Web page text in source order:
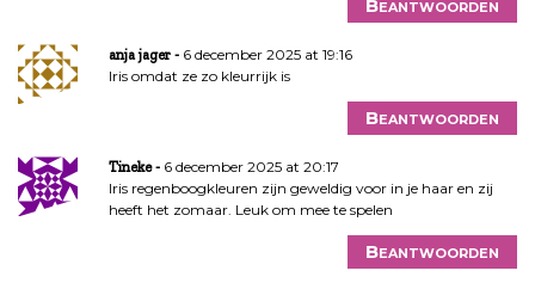
Beantwoorden
anja jager
6 december 2025 at 19:16
Iris omdat ze zo kleurrijk is
Beantwoorden
Tineke
6 december 2025 at 20:17
Iris regenboogkleuren zijn geweldig voor in je haar en zij
heeft het zomaar. Leuk om mee te spelen
Beantwoorden